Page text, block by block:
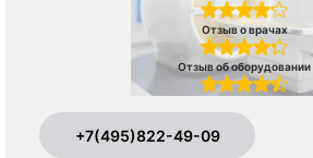
Отзыв о врачах
Отзыв об оборудовании
+7(495)822-49-09